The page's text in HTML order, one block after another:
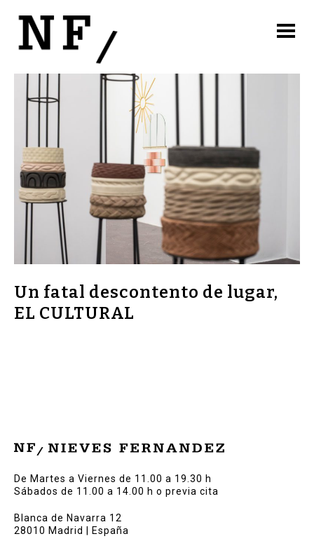
Un fatal descontento de lugar,
EL CULTURAL
De Martes a Viernes de 11.00 a 19.30 h
Sábados de 11.00 a 14.00 h o previa cita
Blanca de Navarra 12
28010 Madrid | España